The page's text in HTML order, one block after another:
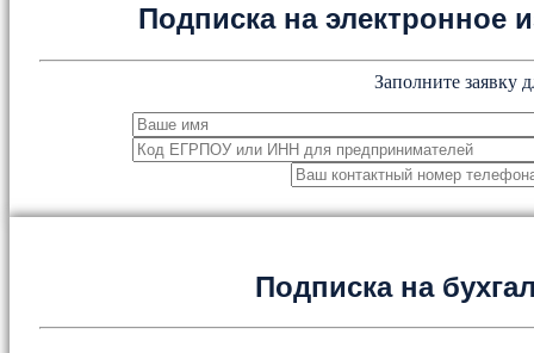
Подписка на электронное
Заполните заявку
Подписка на